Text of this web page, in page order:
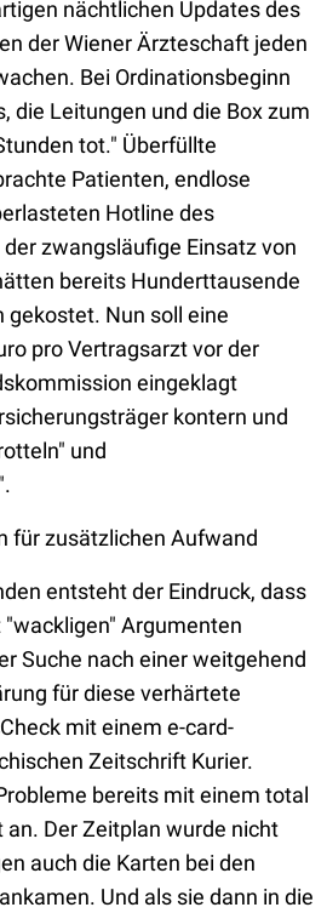
nächtlichen Updates des
der Wiener Ärzteschaft jeden
Bei Ordinationsbeginn
die Leitungen und die Box zum
tot." Überfüllte
Patienten, endlose
Hotline des
zwangsläufige Einsatz von
bereits Hunderttausende
gekostet. Nun soll eine
pro Vertragsarzt vor der
eingeklagt
kontern und
und
für zusätzlichen Aufwand
entsteht der Eindruck, dass
Argumenten
Suche nach einer weitgehend
für diese verhärtete
mit einem e-card-
Zeitschrift Kurier.
bereits mit einem total
an. Der Zeitplan wurde nicht
auch die Karten bei den
Und als sie dann in die